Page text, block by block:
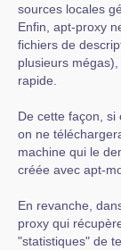
sources locales
Enfin, apt-proxy
fichiers de
plusieurs
rapide.
De cette façon, si
on ne
machine qui le
créée avec apt-
En revanche,
proxy qui
"statistiques" de